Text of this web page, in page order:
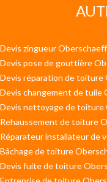
Devis zingueur
Devis pose de gouttière
Devis réparation de toiture
Devis changement de tuile
Devis nettoyage de toiture
Rehaussement de toiture
Réparateur installateur de
Bâchage de toiture
Devis fuite de toiture